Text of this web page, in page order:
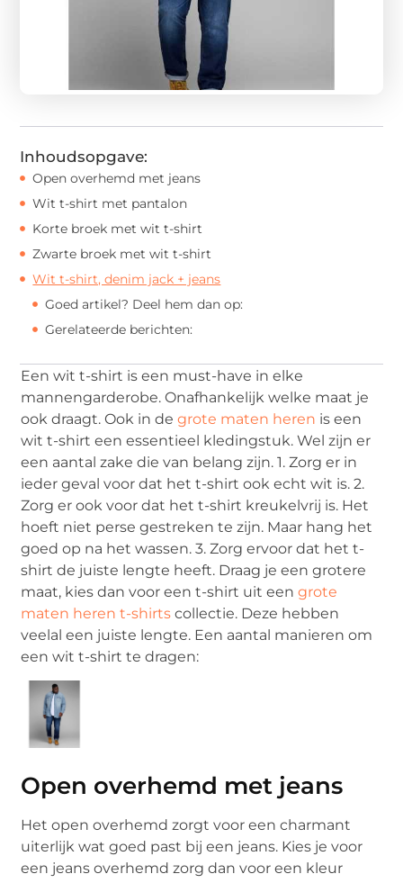
Inhoudsopgave:
Open overhemd met jeans
Wit t-shirt met pantalon
Korte broek met wit t-shirt
Zwarte broek met wit t-shirt
Wit t-shirt, denim jack + jeans
Goed artikel? Deel hem dan op:
Gerelateerde berichten:
Een wit t-shirt is een must-have in elke
mannengarderobe. Onafhankelijk welke maat je
ook draagt. Ook in degrote maten heren is een
wit t-shirt een essentieel kledingstuk. Wel zijn er
een aantal zake die van belang zijn. 1. Zorg er in
ieder geval voor dat het t-shirt ook echt wit is. 2.
Zorg er ook voor dat het t-shirt kreukelvrij is. Het
hoeft niet perse gestreken te zijn. Maar hang het
goed op na het wassen. 3. Zorg ervoor dat het t-
shirt de juiste lengte heeft. Draag je een grotere
maat, kies dan voor een t-shirt uit eengrote
maten heren t-shirts collectie. Deze hebben
veelal een juiste lengte. Een aantal manieren om
een wit t-shirt te dragen:
Open overhemd met jeans
Het open overhemd zorgt voor een charmant
uiterlijk wat goed past bij een jeans. Kies je voor
een jeans overhemd zorg dan voor een kleur